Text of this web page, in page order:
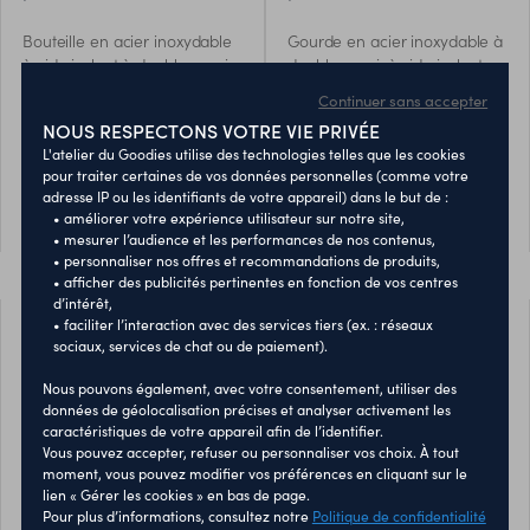
Bouteille en acier inoxydable
à vide isolant à double paroi
À partir de11,15 €
Quantité minimum : 10
PERSONNALISER
Gourde en acier inoxydable à
double paroi, à vide isolant,
étanche. Capacité : gourde
420 ml, gobelet 150 ml.
40009678
À partir de6,04 €
Quantité minimum : 10
PERSONNALISER
Continuer sans accepter
NOUS RESPECTONS VOTRE VIE PRIVÉE
L'atelier du Goodies utilise des technologies telles que les cookies
pour traiter certaines de vos données personnelles (comme votre
adresse IP ou les identifiants de votre appareil) dans le but de :
• améliorer votre expérience utilisateur sur notre site,
• mesurer l’audience et les performances de nos contenus,
• personnaliser nos offres et recommandations de produits,
• afficher des publicités pertinentes en fonction de vos centres
d’intérêt,
• faciliter l’interaction avec des services tiers (ex. : réseaux
sociaux, services de chat ou de paiement).
Nous pouvons également, avec votre consentement, utiliser des
données de géolocalisation précises et analyser activement les
caractéristiques de votre appareil afin de l’identifier.
Vous pouvez accepter, refuser ou personnaliser vos choix. À tout
moment, vous pouvez modifier vos préférences en cliquant sur le
lien « Gérer les cookies » en bas de page.
Pour plus d’informations, consultez notre Politique de confidentialité